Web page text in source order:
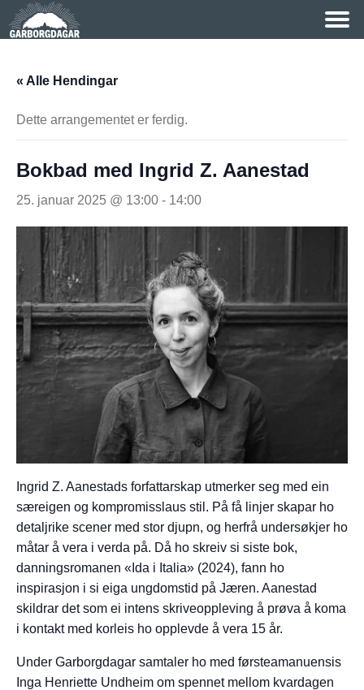
« Alle Hendingar
Dette arrangementet er ferdig.
Bokbad med Ingrid Z. Aanestad
25. januar 2025 @ 13:00 - 14:00
Ingrid Z. Aanestads forfattarskap utmerker seg med ein
særeigen og kompromisslaus stil. På få linjer skapar ho
detaljrike scener med stor djupn, og herfrå undersøkjer ho
måtar å vera i verda på. Då ho skreiv si siste bok,
danningsromanen «Ida i Italia» (2024), fann ho
inspirasjon i si eiga ungdomstid på Jæren. Aanestad
skildrar det som ei intens skriveoppleving å prøva å koma
i kontakt med korleis ho opplevde å vera 15 år.
Under Garborgdagar samtaler ho med førsteamanuensis
Inga Henriette Undheim om spennet mellom kvardagen